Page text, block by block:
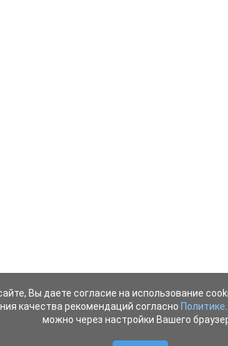
Вы даете согласие на использование
качества рекомендаций согласно Политике
можно через настройки Вашего